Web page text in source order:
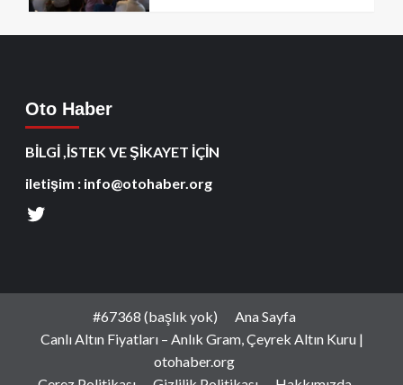
Oto Haber
BİLGİ ,İSTEK VE ŞİKAYET İÇİN
iletişim : info@otohaber.org
#67368 (başlık yok)
Ana Sayfa
Canlı Altın Fiyatları – Anlık Gram, Çeyrek Altın Kuru |
otohaber.org